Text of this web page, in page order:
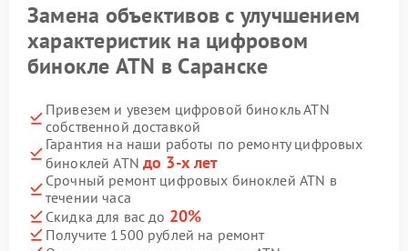
Замена объективов с улучшением
характеристик на цифровом
бинокле ATN в Саранске
Привезем и увезем цифровой бинокль ATN
собственной доставкой
Гарантия на наши работы по ремонту цифровых
биноклей ATN до 3-х лет
Срочный ремонт цифровых биноклей ATN в
течении часа
Скидка для вас до 20%
Получите 1500 рублей на ремонт